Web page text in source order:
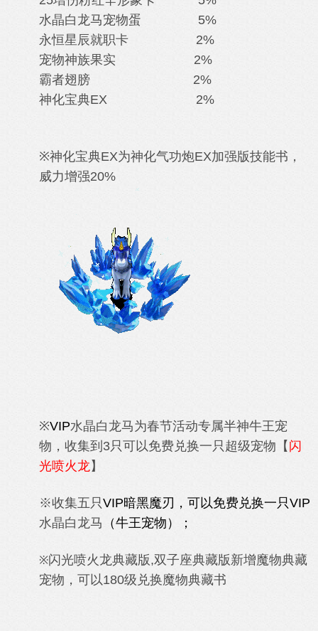
水晶白龙马宠物蛋 5%
永恒星辰就职卡 2%
宠物神族果实 2%
霸者翅膀 2%
神化宝典EX 2%
※神化宝典EX为神化气功炮EX加强版技能书，
威力增强20%
※VIP水晶白龙马为春节活动专属半神牛王宠
物，收集到3只可以免费兑换一只超级宠物【 闪
光喷火龙】
※收集五只VIP暗黑魔刃，可以免费兑换一只VIP
水晶白龙马 （牛王宠物）；
※闪光喷火龙典藏版,双子座典藏版新增魔物典藏
宠物，可以180级兑换魔物典藏书